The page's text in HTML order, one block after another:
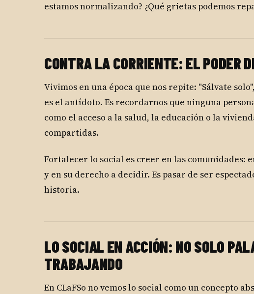
estamos normalizando? ¿Qué grietas podemos
CONTRA LA CORRIENTE: EL PODER
Vivimos en una época que nos repite: "Sálvate
es el antídoto. Es recordarnos que ninguna
como el acceso a la salud, la educación o la
compartidas.
Fortalecer lo social es creer en las comunidades:
y en su derecho a decidir. Es pasar de ser
historia.
LO SOCIAL EN ACCIÓN: NO SOLO
TRABAJANDO
En CLaFSo no vemos lo social como un concepto